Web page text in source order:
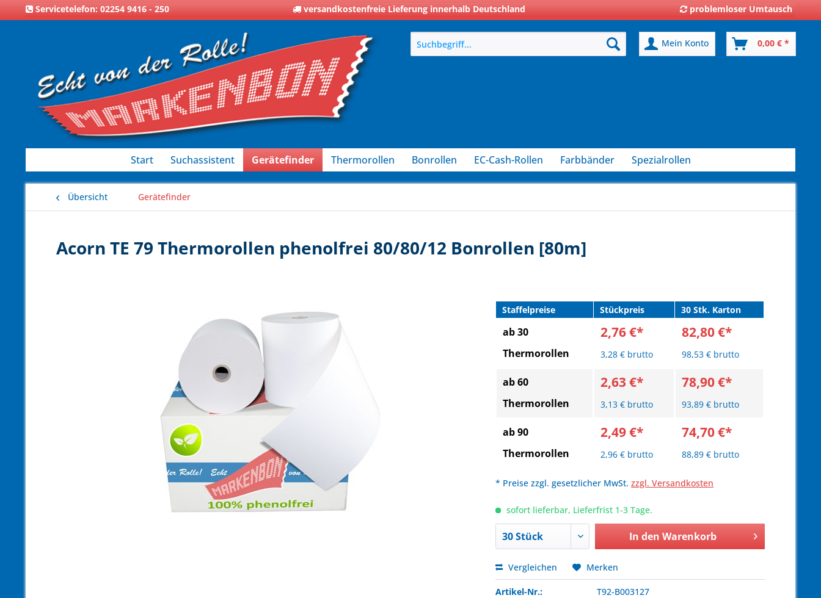
Servicetelefon: 02254 9416 - 250 versandkostenfreie Lieferung innerhalb Deutschland problemloser Umtausch
Mein Konto 0,00 € *
Start Suchassistent Gerätefinder Thermorollen Bonrollen EC-Cash-Rollen Farbbänder Spezialrollen
Übersicht Gerätefinder
Acorn TE 79 Thermorollen phenolfrei 80/80/12 Bonrollen [80m]
Staffelpreise Stückpreis 30 Stk. Karton
ab 30
Thermorollen
2,76 €*
3,28 € brutto
82,80 €*
98,53 € brutto
ab 60
Thermorollen
2,63 €*
3,13 € brutto
78,90 €*
93,89 € brutto
ab 90
Thermorollen
2,49 €*
2,96 € brutto
74,70 €*
88,89 € brutto
* Preise zzgl. gesetzlicher MwSt.zzgl. Versandkosten
sofort lieferbar, Lieferfrist 1-3 Tage.
In den Warenkorb
Vergleichen Merken
Artikel-Nr.:
T92-B003127